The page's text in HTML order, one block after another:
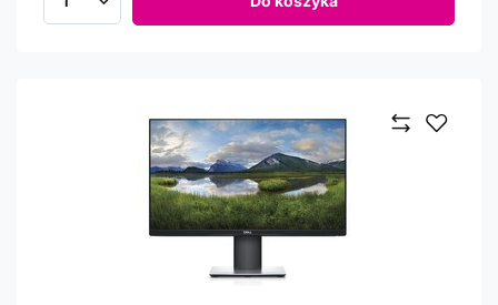
Ilość produktów